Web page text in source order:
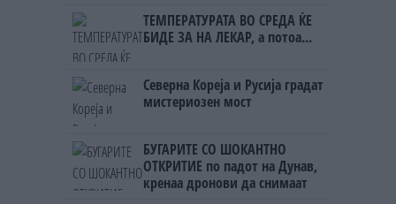
ТЕМПЕРАТУРАТА ВО СРЕДА ЌЕ
БИДЕ ЗА НА ЛЕКАР, а потоа...
Северна Кореја и Русија градат
мистериозен мост
БУГАРИТЕ СО ШОКАНТНО
ОТКРИТИЕ по падот на Дунав,
кренаа дронови да снимаат